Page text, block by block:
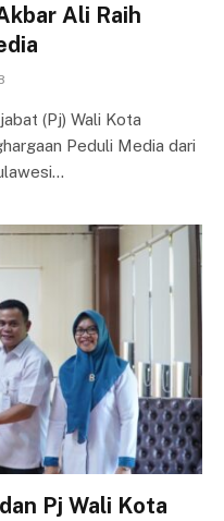
Ali Raih
(Pj) Wali Kota
Peduli Media dari
Pj Wali Kota